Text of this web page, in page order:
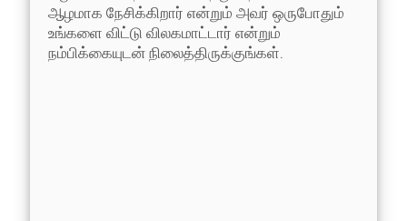
ஆழமாக நேசிக்கிறார் என்றும் அவர் ஒருபோதும்
உங்களை விட்டு விலகமாட்டார் என்றும்
நம்பிக்கையுடன் நிலைத்திருக்குங்கள்.